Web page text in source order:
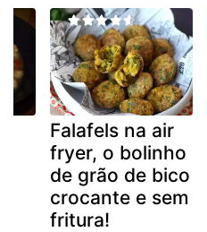
Falafels na air
fryer, o bolinho
de grão de bico
crocante e sem
fritura!